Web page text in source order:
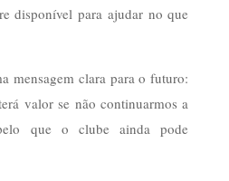
disponível para ajudar no que
mensagem clara para o futuro:
valor se não continuarmos a
que o clube ainda pode